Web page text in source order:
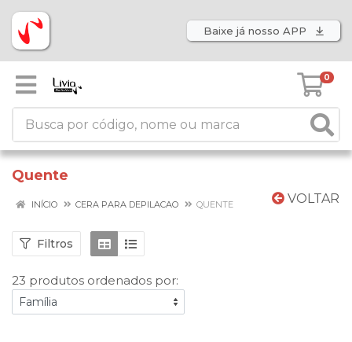
Baixe já nosso APP
0
Quente
VOLTAR
INÍCIO CERA PARA DEPILACAO QUENTE
Filtros
23 produtos ordenados por: